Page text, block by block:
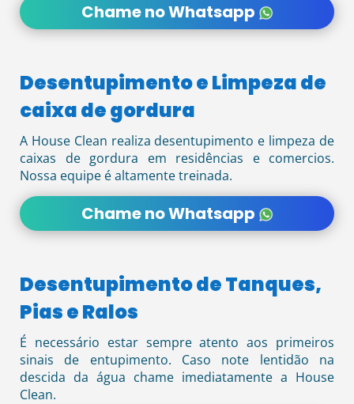
Chame no Whatsapp
Desentupimento e Limpeza de
caixa de gordura
A House Clean realiza desentupimento e limpeza de
caixas de gordura em residências e comercios.
Nossa equipe é altamente treinada.
Chame no Whatsapp
Desentupimento de Tanques,
Pias e Ralos
É necessário estar sempre atento aos primeiros
sinais de entupimento. Caso note lentidão na
descida da água chame imediatamente a House
Clean.